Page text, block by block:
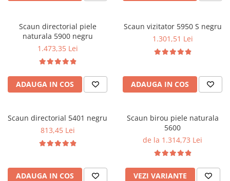
Scaun directorial piele
naturala 5900 negru
1.473,35 Lei
ADAUGA IN COS
Scaun vizitator 5950 S negru
1.301,51 Lei
ADAUGA IN COS
Scaun directorial 5401 negru
813,45 Lei
ADAUGA IN COS
Scaun birou piele naturala
5600
de la 1.314,73 Lei
VEZI VARIANTE